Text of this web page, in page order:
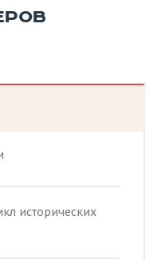
исторических